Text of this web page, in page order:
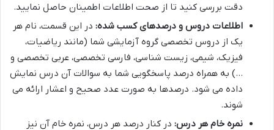
دقت بررسی کنید تا از صحت اطلاعات اطمینان حاصل نمایید.
اطلاعات دروس و درصدهای کسب شده: در این قسمت، نام هر
یک از دروس تخصصی گروه آزمایشی شما (مانند ریاضیات،
فیزیک، شیمی، زیست شناسی، فارسی تخصصی، عربی تخصصی و
…) به همراه درصد پاسخگویی شما به سوالات آن درس نمایش
داده می شود. درصدها به صورت عدد صحیح و اعشار ارائه می
شوند.
نمره خام هر درس: در کنار درصد هر درس، نمره خام آن نیز